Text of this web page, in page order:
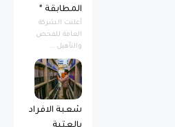
المطابقة *
أعلنت الشركة
العامة للفحص
والتأهيل...
شعبة الافراد